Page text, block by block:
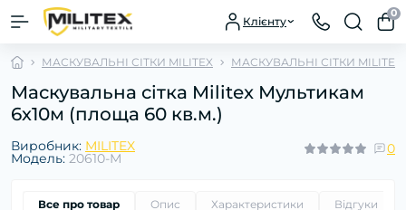
Клієнту
0
МАСКУВАЛЬНІ СІТКИ MILITEX МАСКУВАЛЬНІ СІТКИ
Маскувальна сітка Militex Мультикам
6х10м (площа 60 кв.м.)
Виробник: MILITEX
Модель: 20610-М
0
Все про товар Опис Характеристики Відгуки